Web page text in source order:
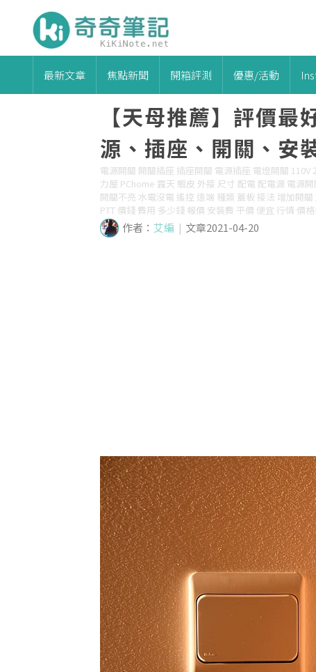
最新文章 焦點新聞 開箱評測 優惠/活動
【天母推薦】評價
源、插座、開關、安
電源開關 開關插座 插座開關 電源插座 電燈開關
力屋 PChome 露天 蝦皮 外接 尺寸 配電 配電源 電源
開關不亮 水電沒電 遙控 遠端 種類 蓋板 接法 增加開
PTT 價錢 費用 多少錢 報價 安裝費 平價 便宜 行情 價
作者： 艾編 | 文章2021-04-20